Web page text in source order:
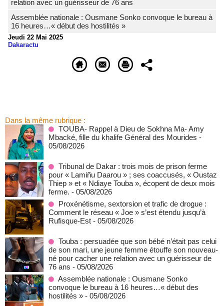
relation avec un guérisseur de 76 ans
Assemblée nationale : Ousmane Sonko convoque le bureau à
16 heures…« début des hostilités »
Jeudi 22 Mai 2025
Dakaractu
Dans la même rubrique :
TOUBA- Rappel à Dieu de Sokhna Ma- Amy
Mbacké, fille du khalife Général des Mourides -
05/08/2026
Tribunal de Dakar : trois mois de prison ferme
pour « Lamiñu Daarou » ; ses coaccusés, « Oustaz
Thiep » et « Ndiaye Touba », écopent de deux mois
ferme. - 05/08/2026
Proxénétisme, sextorsion et trafic de drogue :
Comment le réseau « Joe » s’est étendu jusqu’à
Rufisque-Est - 05/08/2026
Touba : persuadée que son bébé n’était pas celui
de son mari, une jeune femme étouffe son nouveau-
né pour cacher une relation avec un guérisseur de
76 ans - 05/08/2026
Assemblée nationale : Ousmane Sonko
convoque le bureau à 16 heures…« début des
hostilités » - 05/08/2026